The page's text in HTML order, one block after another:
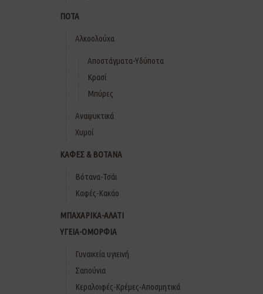
ΠΟΤΑ
Αλκοολούχα
Αποστάγματα-Υδύποτα
Κρασί
Μπύρες
Αναψυκτικά
Χυμοί
ΚΑΦΕΣ & ΒΟΤΑΝΑ
Βότανα-Τσάι
Καφές-Κακάο
ΜΠΑΧΑΡΙΚΑ-ΑΛΑΤΙ
ΥΓΕΙΑ-ΟΜΟΡΦΙΑ
Γυναικεία υγιεινή
Σαπούνια
Κεραλοιφές-Κρέμες-Αποσμητικά